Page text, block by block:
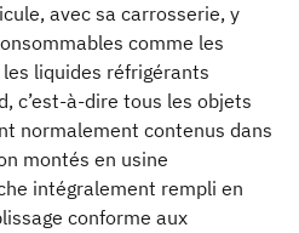
avec sa carrosserie, y
comme les
liquides réfrigérants
c’est-à-dire tous les objets
normalement contenus dans
montés en usine
intégralement rempli en
conforme aux